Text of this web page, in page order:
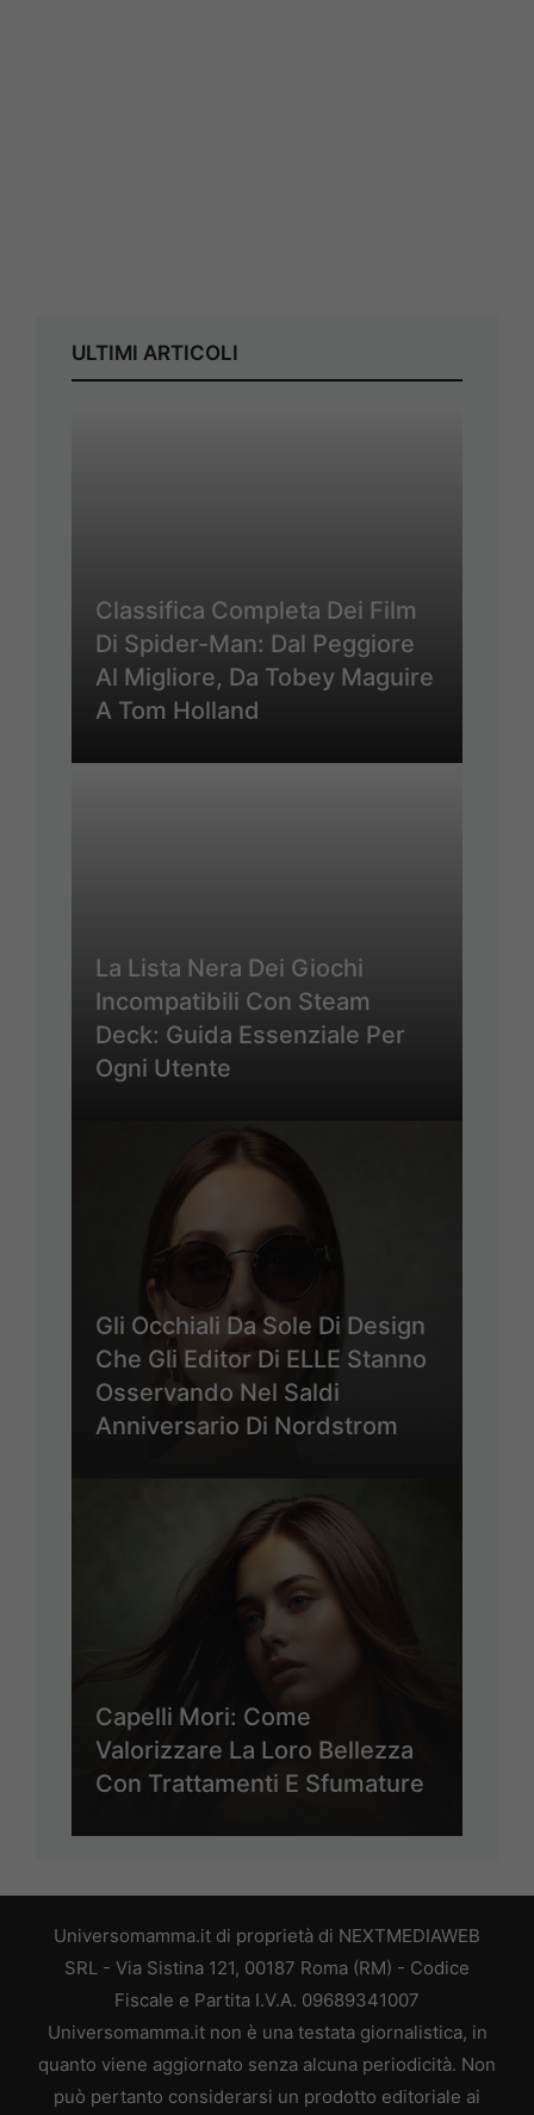
ULTIMI ARTICOLI
Classifica Completa Dei Film
Di Spider-Man: Dal Peggiore
Al Migliore, Da Tobey Maguire
A Tom Holland
La Lista Nera Dei Giochi
Incompatibili Con Steam
Deck: Guida Essenziale Per
Ogni Utente
Gli Occhiali Da Sole Di Design
Che Gli Editor Di ELLE Stanno
Osservando Nel Saldi
Anniversario Di Nordstrom
Capelli Mori: Come
Valorizzare La Loro Bellezza
Con Trattamenti E Sfumature
Universomamma.it di proprietà di NEXTMEDIAWEB
SRL - Via Sistina 121, 00187 Roma (RM) - Codice
Fiscale e Partita I.V.A. 09689341007
Universomamma.it non è una testata giornalistica, in
quanto viene aggiornato senza alcuna periodicità. Non
può pertanto considerarsi un prodotto editoriale ai